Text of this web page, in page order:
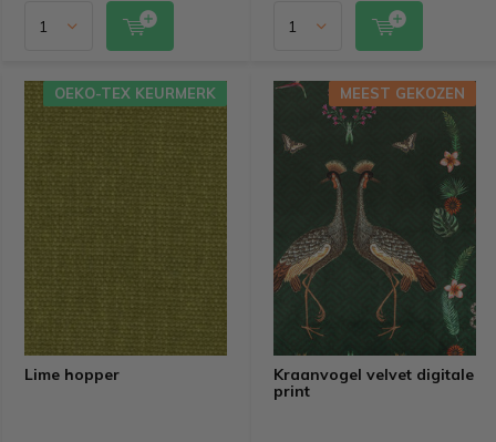
Lime hopper
OEKO-TEX KEURMERK
Kraanvogel velvet digitale
print
MEEST GEKOZEN